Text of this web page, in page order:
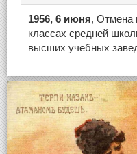
1956, 6 июня, Отмена
классах средней
высших учебных